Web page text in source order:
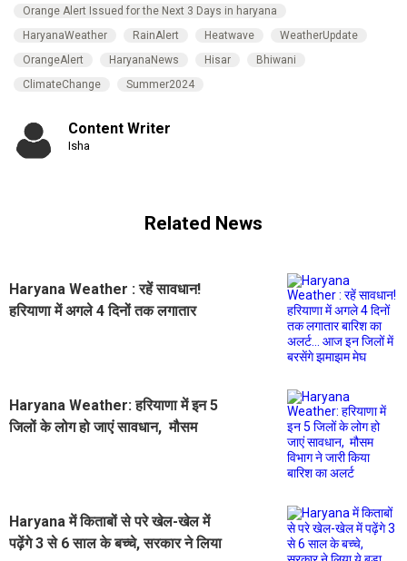
Orange Alert Issued for the Next 3 Days in haryana
HaryanaWeather
RainAlert Heatwave
WeatherUpdate
OrangeAlert
HaryanaNews Hisar
Bhiwani
ClimateChange
Summer2024
Content Writer
Isha
Related News
Haryana Weather : रहें सावधान!
हरियाणा में अगले 4 दिनों तक लगातार
Haryana Weather: हरियाणा में इन 5
जिलों के लोग हो जाएं सावधान, मौसम
Haryana में किताबों से परे खेल-खेल में
पढ़ेंगे 3 से 6 साल के बच्चे, सरकार ने लिया